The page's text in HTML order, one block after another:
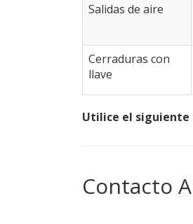
Salidas de aire
Cerraduras con
llave
Utilice el siguiente
Contacto